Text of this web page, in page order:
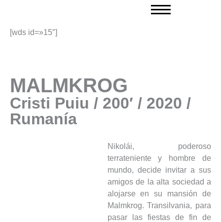
contenido
[wds id=»15″]
MALMKROG
Cristi Puiu / 200′ / 2020 /
Rumanía
Nikolái, poderoso
terrateniente y hombre de
mundo, decide invitar a sus
amigos de la alta sociedad a
alojarse en su mansión de
Malmkrog. Transilvania, para
pasar las fiestas de fin de